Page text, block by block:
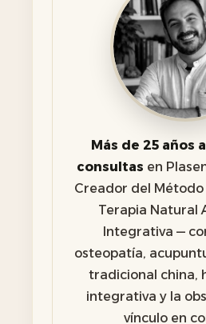
Más de 25 años
consultas en
Creador del
Terapia Natural
Integrativa —
osteopatía,
tradicional china,
integrativa y la
vínculo en